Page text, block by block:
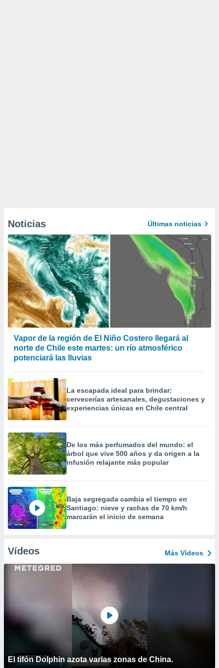
Noticias Últimas noticias
Vapor de la región de El Niño Costero llegará al
norte de Chile este martes: un río atmosférico
potenciará las lluvias
La escapada ideal para brindar:
cervecerías artesanales, degustaciones y
experiencias únicas en Chile central
De los más perfumados del mundo: el
árbol que vive 500 años y da origen a la
infusión relajante más popular
Baja segregada cambia el tiempo en
Santiago: nieve y rachas de 70 km/h
marcarán el inicio de semana
Vídeos Más Vídeos
El tifón Dolphin azota varias zonas de China.